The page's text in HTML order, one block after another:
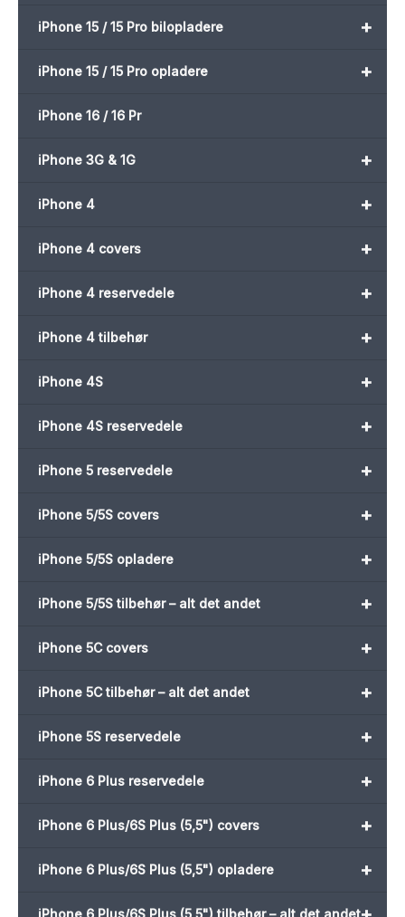
+
iPhone 15 / 15 Pro bilopladere
+
iPhone 15 / 15 Pro opladere
iPhone 16 / 16 Pr
+
iPhone 3G & 1G
+
iPhone 4
+
iPhone 4 covers
+
iPhone 4 reservedele
+
iPhone 4 tilbehør
+
iPhone 4S
+
iPhone 4S reservedele
+
iPhone 5 reservedele
+
iPhone 5/5S covers
+
iPhone 5/5S opladere
+
iPhone 5/5S tilbehør – alt det andet
+
iPhone 5C covers
+
iPhone 5C tilbehør – alt det andet
+
iPhone 5S reservedele
+
iPhone 6 Plus reservedele
+
iPhone 6 Plus/6S Plus (5,5") covers
+
iPhone 6 Plus/6S Plus (5,5") opladere